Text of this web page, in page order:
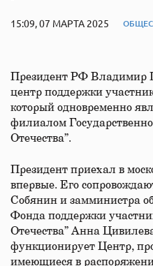
15:09, 07 МАРТА 2025
Президент РФ Владимир
центр поддержки
который одновременно
филиалом
Отечества”.
Президент приехал в
впервые. Его
Собянин и замминистра
Фонда поддержки
Отечества” Анна
функционирует Центр,
имеющиеся в